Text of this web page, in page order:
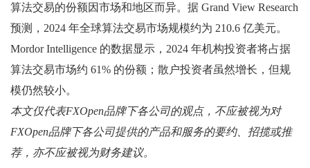
算法交易的份额因市场和地区而异。据 Grand View Research
预测，2024 年全球算法交易市场规模约为 210.6 亿美元。
Mordor Intelligence 的数据显示，2024 年机构投资者将占据
算法交易市场约 61% 的份额；散户投资者虽然增长，但规
模仍然较小。
本文仅代表FXOpen品牌下各公司的观点，不应被视为对
FXOpen品牌下各公司提供的产品和服务的要约、招揽或推
荐，亦不应被视为财务建议。